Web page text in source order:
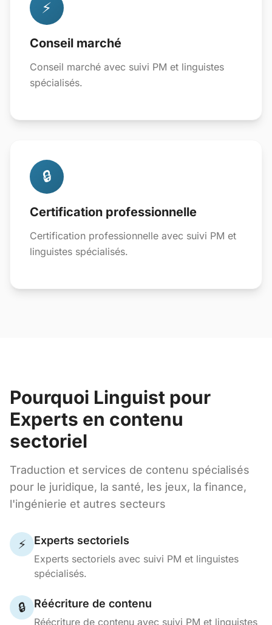
⚡
Conseil marché
Conseil marché avec suivi PM et linguistes
spécialisés.
🔒
Certification professionnelle
Certification professionnelle avec suivi PM et
linguistes spécialisés.
Pourquoi Linguist pour
Experts en contenu
sectoriel
Traduction et services de contenu spécialisés
pour le juridique, la santé, les jeux, la finance,
l'ingénierie et autres secteurs
⚡ Experts sectoriels
Experts sectoriels avec suivi PM et linguistes
spécialisés.
🔒 Réécriture de contenu
Réécriture de contenu avec suivi PM et linguistes